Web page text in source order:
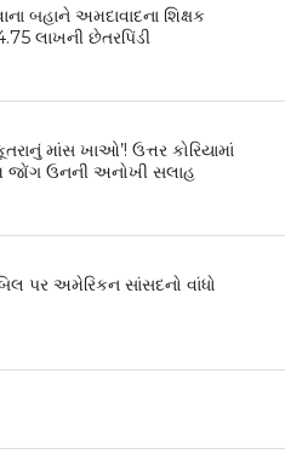
બહાને અમદાવાદના શિક્ષક
લાખની છેતરપિંડી
માંસ ખાઓ’! ઉત્તર કોરિયામાં
જોંગ ઉનની અનોખી સલાહ
પર અમેરિકન સાંસદનો વાંધો